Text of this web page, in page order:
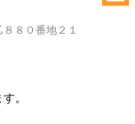
８０番地２１
。